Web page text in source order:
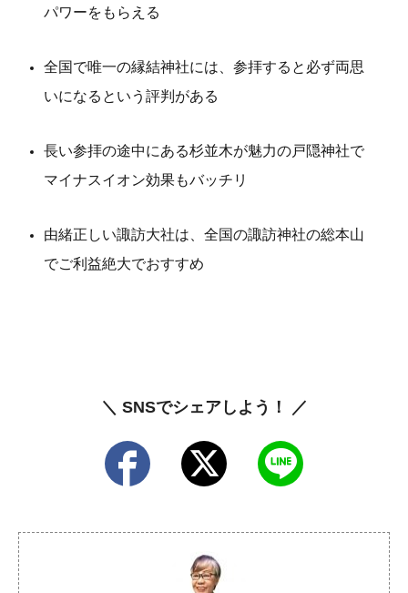
パワーをもらえる
全国で唯一の縁結神社には、参拝すると必ず両思
いになるという評判がある
長い参拝の途中にある杉並木が魅力の戸隠神社で
マイナスイオン効果もバッチリ
由緒正しい諏訪大社は、全国の諏訪神社の総本山
でご利益絶大でおすすめ
＼ SNSでシェアしよう！ ／